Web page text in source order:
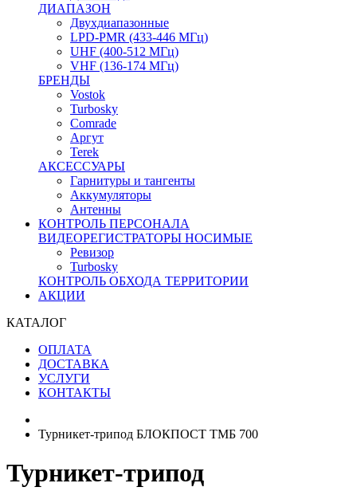
ДИАПАЗОН
Двухдиапазонные
LPD-PMR (433-446 МГц)
UHF (400-512 МГц)
VHF (136-174 МГц)
БРЕНДЫ
Vostok
Turbosky
Comrade
Аргут
Terek
АКСЕССУАРЫ
Гарнитуры и тангенты
Аккумуляторы
Антенны
КОНТРОЛЬ ПЕРСОНАЛА
ВИДЕОРЕГИСТРАТОРЫ НОСИМЫЕ
Ревизор
Turbosky
КОНТРОЛЬ ОБХОДА ТЕРРИТОРИИ
АКЦИИ
КАТАЛОГ
ОПЛАТА
ДОСТАВКА
УСЛУГИ
КОНТАКТЫ
Турникет-трипод БЛОКПОСТ ТМБ 700
Турникет-трипод